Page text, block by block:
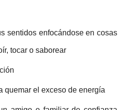
sentidos enfocándose en cosas
tocar o saborear
quemar el exceso de energía